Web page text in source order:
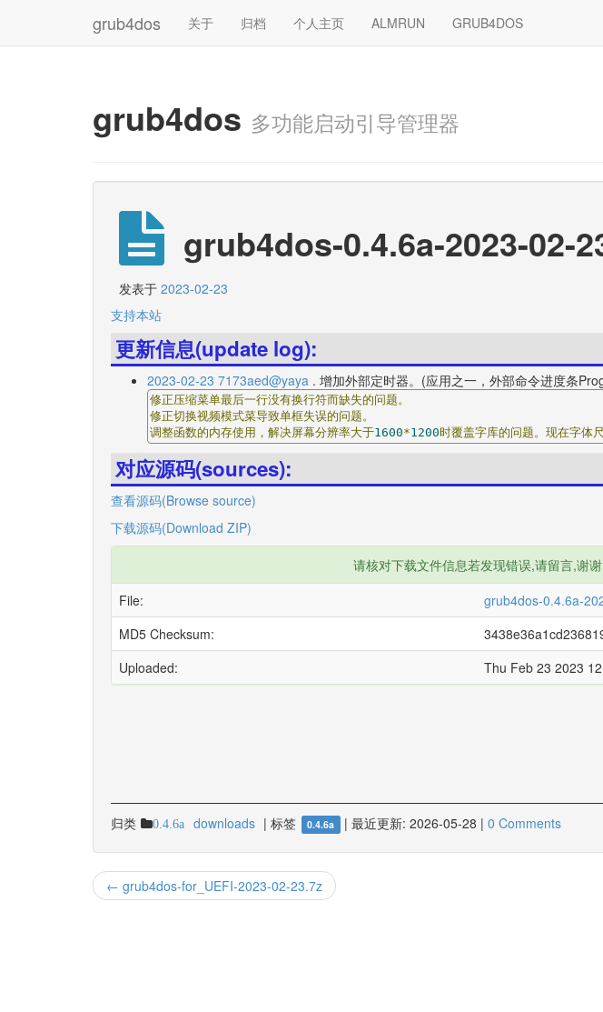
grub4dos 关于 归档 个人主页 ALMRUN GRUB4DOS
grub4dos 多功能启动引导管理器
grub4dos-0.4.6a-2023-02-
发表于 2023-02-23
支持本站
更新信息(update log):
2023-02-23 7173aed@yaya . 增加外部定时器。(应用之一，外部命令进度条
修正压缩菜单最后一行没有换行符而缺失的问题。
修正切换视频模式菜导致单框失误的问题。
调整函数的内存使用，解决屏幕分辨率大于1600*1200时覆盖字库的问题。现在字体
对应源码(sources):
查看源码(Browse source)
下载源码(Download ZIP)
请核对下载文件信息若发现错误,请留言,谢谢
File:
grub4dos-0.4.6a-
MD5 Checksum:
Uploaded:
Thu Feb 23 2023
归类 0.4.6a downloads | 标签 0.4.6a | 最近更新: 2026-05-28 | 0 Comments
← grub4dos-for_UEFI-2023-02-23.7z